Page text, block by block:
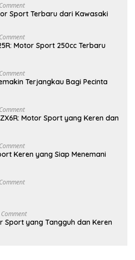
Sport Terbaru dari Kawasaki
Motor Sport 250cc Terbaru
Terjangkau Bagi Pecinta
Motor Sport yang Keren dan
Keren yang Siap Menemani
Sport yang Tangguh dan Keren